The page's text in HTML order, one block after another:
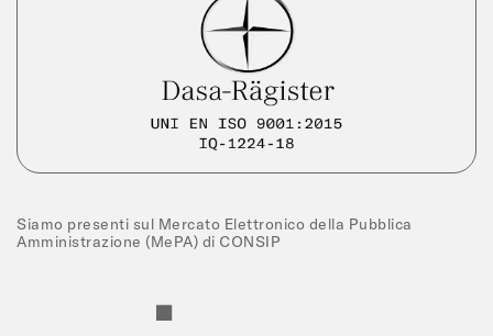
Siamo presenti sul Mercato Elettronico della Pubblica
Amministrazione (MePA) di CONSIP